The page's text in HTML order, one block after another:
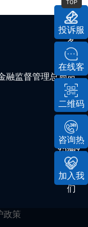
投诉服
务
在线客
服
二维码
咨询热
线
加入我
们
TOP
融监督管理总局
95509
95509
95509
政策